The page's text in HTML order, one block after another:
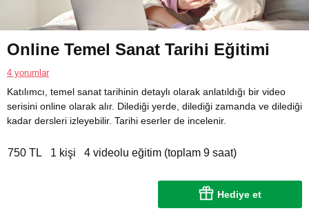
Online Temel Sanat Tarihi Eğitimi
4 yorumlar
Katılımcı, temel sanat tarihinin detaylı olarak anlatıldığı bir video
serisini online olarak alır. Dilediği yerde, dilediği zamanda ve dilediği
kadar dersleri izleyebilir. Tarihi eserler de incelenir.
750 TL 1 kişi 4 videolu eğitim (toplam 9 saat)
Hediye et